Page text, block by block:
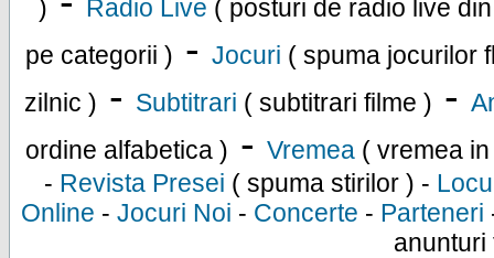
)
Radio Live ( posturi de radio live
pe categorii ) - Jocuri ( spuma jocurilor
zilnic ) - Subtitrari ( subtitrari filme ) -
ordine alfabetica ) - Vremea ( vremea
- Revista Presei ( spuma stirilor ) -
Online - Jocuri Noi - Concerte - Parteneri
anunturi